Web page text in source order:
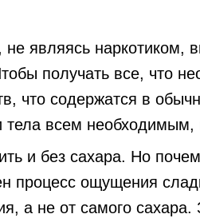
не являясь
получать все, что
что содержатся в
тела всем необходимым,
и без сахара. Но
процесс ощущения
а не от самого сахара.